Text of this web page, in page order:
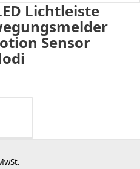
Lichtleiste
Sensor